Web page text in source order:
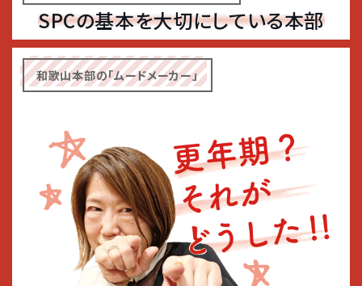
SPCの基本を大切にしている本部
和歌山本部の「ムードメーカー」